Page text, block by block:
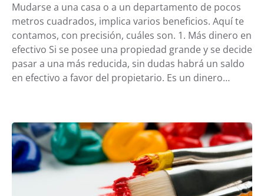
Mudarse a una casa o a un departamento de pocos
metros cuadrados, implica varios beneficios. Aquí te
contamos, con precisión, cuáles son. 1. Más dinero en
efectivo Si se posee una propiedad grande y se decide
pasar a una más reducida, sin dudas habrá un saldo
en efectivo a favor del propietario. Es un dinero…